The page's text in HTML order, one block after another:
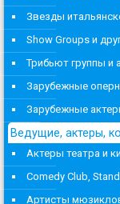
Звезды
Show Groups и
Трибьют группы и
Зарубежные
Зарубежные
Ведущие, актеры,
Актеры театра и
Comedy Club,
Артисты